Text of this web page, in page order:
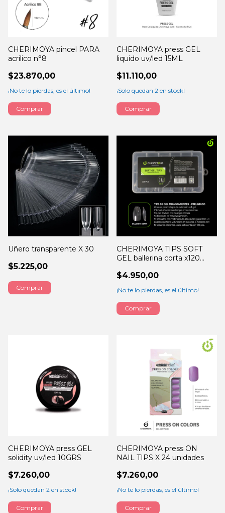
CHERIMOYA pincel PARA
acrilico n°8
$23.870,00
¡No te lo pierdas, es el último!
CHERIMOYA press GEL
liquido uv/led 15ML
$11.110,00
¡Solo quedan 2 en stock!
Uñero transparente X 30
$5.225,00
CHERIMOYA TIPS SOFT
GEL ballerina corta x120
$4.950,00
¡No te lo pierdas, es el último!
CHERIMOYA press GEL
solidity uv/led 10GRS
$7.260,00
¡Solo quedan 2 en stock!
CHERIMOYA press ON
NAIL TIPS X 24 unidades
$7.260,00
¡No te lo pierdas, es el último!
Comprar